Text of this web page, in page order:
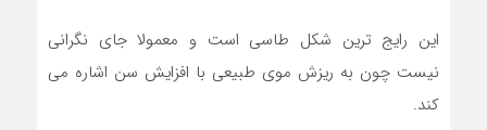
این رایج ترین شکل طاسی است و معمولا جای نگرانی
نیست چون به ریزش موی طبیعی با افزایش سن اشاره می
کند.